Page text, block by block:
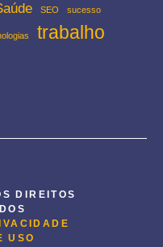
SEO sucesso
trabalho
DIREITOS
USO